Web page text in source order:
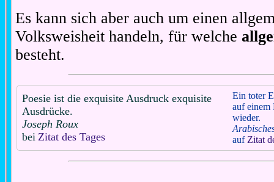
Es kann sich aber auch um einen
Volksweisheit handeln, für welche
besteht.
Poesie ist die exquisite Ausdruck exquisite
Ausdrücke.
Joseph Roux
bei Zitat des Tages
Ein toter
auf einem
wieder.
auf Zitat